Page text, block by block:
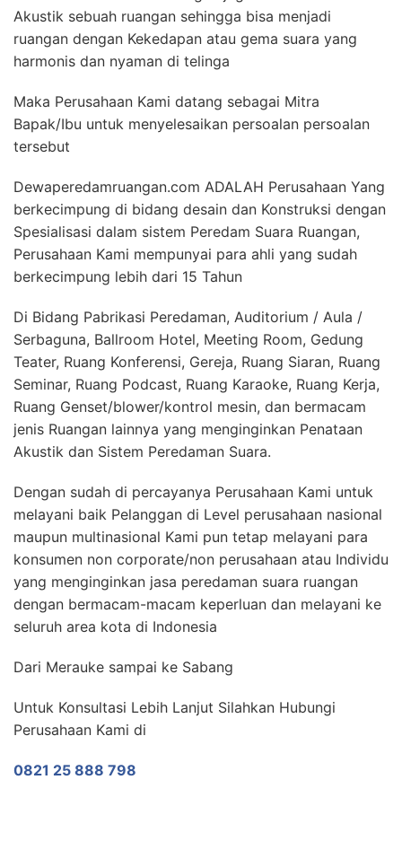
Akustik sebuah ruangan sehingga bisa menjadi
ruangan dengan Kekedapan atau gema suara yang
harmonis dan nyaman di telinga
Maka Perusahaan Kami datang sebagai Mitra
Bapak/Ibu untuk menyelesaikan persoalan persoalan
tersebut
Dewaperedamruangan.com ADALAH Perusahaan Yang
berkecimpung di bidang desain dan Konstruksi dengan
Spesialisasi dalam sistem Peredam Suara Ruangan,
Perusahaan Kami mempunyai para ahli yang sudah
berkecimpung lebih dari 15 Tahun
Di Bidang Pabrikasi Peredaman, Auditorium / Aula /
Serbaguna, Ballroom Hotel, Meeting Room, Gedung
Teater, Ruang Konferensi, Gereja, Ruang Siaran, Ruang
Seminar, Ruang Podcast, Ruang Karaoke, Ruang Kerja,
Ruang Genset/blower/kontrol mesin, dan bermacam
jenis Ruangan lainnya yang menginginkan Penataan
Akustik dan Sistem Peredaman Suara.
Dengan sudah di percayanya Perusahaan Kami untuk
melayani baik Pelanggan di Level perusahaan nasional
maupun multinasional Kami pun tetap melayani para
konsumen non corporate/non perusahaan atau Individu
yang menginginkan jasa peredaman suara ruangan
dengan bermacam-macam keperluan dan melayani ke
seluruh area kota di Indonesia
Dari Merauke sampai ke Sabang
Untuk Konsultasi Lebih Lanjut Silahkan Hubungi
Perusahaan Kami di
0821 25 888 798